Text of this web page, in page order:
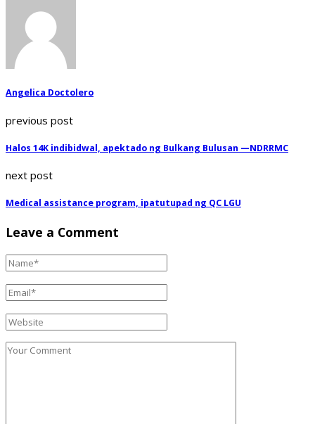
Angelica Doctolero
previous post
Halos 14K indibidwal, apektado ng Bulkang Bulusan —NDRRMC
next post
Medical assistance program, ipatutupad ng QC LGU
Leave a Comment